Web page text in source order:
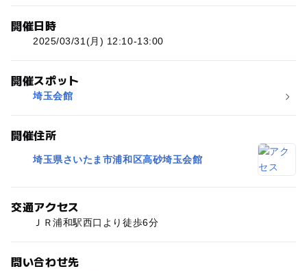
開催日時
2025/03/31(月) 12:10-13:00
開催スポット
埼玉会館
開催住所
埼玉県さいたま市浦和区高砂埼玉会館
交通アクセス
ＪＲ浦和駅西口より徒歩6分
問い合わせ先